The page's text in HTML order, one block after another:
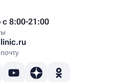
8:00-21:00